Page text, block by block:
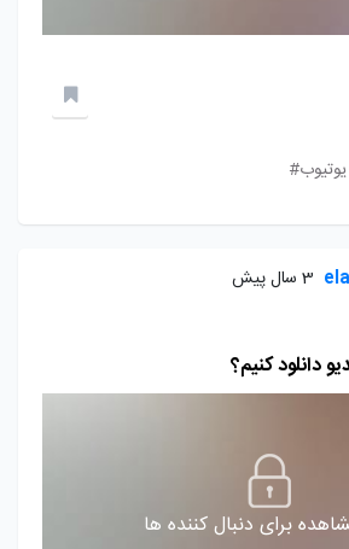
یوتیوب#
3 سال پیش
دانلود کنیم؟
برای دنبال کننده ها